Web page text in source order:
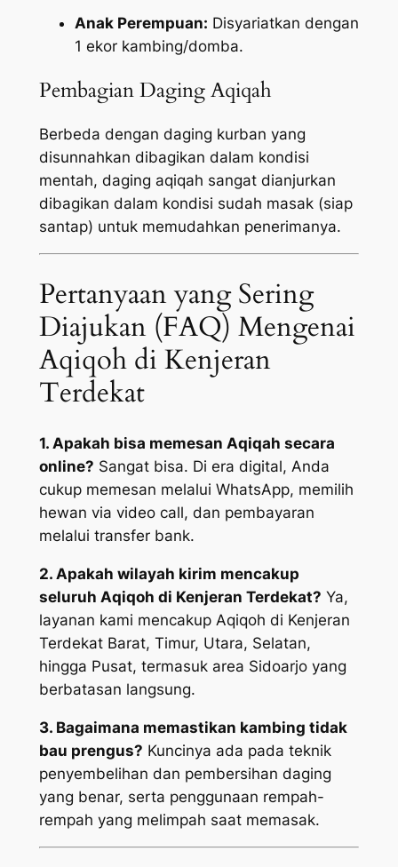
Anak Perempuan: Disyariatkan dengan
1 ekor kambing/domba.
Pembagian Daging Aqiqah
Berbeda dengan daging kurban yang
disunnahkan dibagikan dalam kondisi
mentah, daging aqiqah sangat dianjurkan
dibagikan dalam kondisi sudah masak (siap
santap) untuk memudahkan penerimanya.
Pertanyaan yang Sering
Diajukan (FAQ) Mengenai
Aqiqoh di Kenjeran
Terdekat
1. Apakah bisa memesan Aqiqah secara
online? Sangat bisa. Di era digital, Anda
cukup memesan melalui WhatsApp, memilih
hewan via video call, dan pembayaran
melalui transfer bank.
2. Apakah wilayah kirim mencakup
seluruh Aqiqoh di Kenjeran Terdekat? Ya,
layanan kami mencakup Aqiqoh di Kenjeran
Terdekat Barat, Timur, Utara, Selatan,
hingga Pusat, termasuk area Sidoarjo yang
berbatasan langsung.
3. Bagaimana memastikan kambing tidak
bau prengus? Kuncinya ada pada teknik
penyembelihan dan pembersihan daging
yang benar, serta penggunaan rempah-
rempah yang melimpah saat memasak.